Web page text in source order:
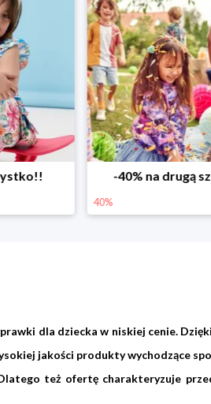
-40% na drugą
40%
dla dziecka w niskiej cenie.
jakości produkty wychodzące
też ofertę charakteryzuje